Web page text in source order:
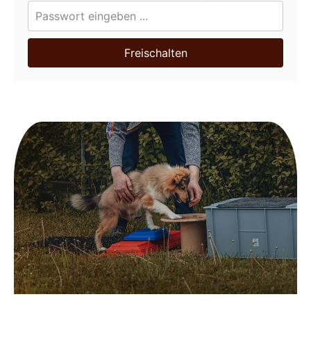
Freischalten